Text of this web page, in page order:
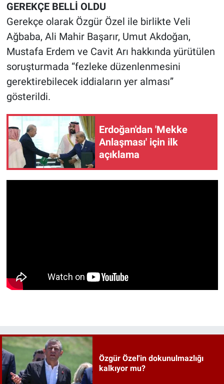
GEREKÇE BELLİ OLDU
Gerekçe olarak Özgür Özel ile birlikte Veli
Ağbaba, Ali Mahir Başarır, Umut Akdoğan,
Mustafa Erdem ve Cavit Arı hakkında yürütülen
soruşturmada “fezleke düzenlenmesini
gerektirebilecek iddiaların yer alması”
gösterildi.
Erdoğan'dan 'Mekke
Anlaşması' için ilk
açıklama
Özgür Özel'in dokunulmazlığı
kalkıyor mu?